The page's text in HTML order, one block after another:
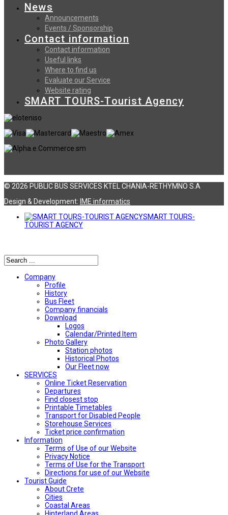
News
Announcements
Events / Sponsorship
Contact information
Contact information
Useful links
Where to find us
Evaluate our Service
Website rating
SMART TOURS-Tourist Agency
© 2026 PUBLIC BUS SERVICES KTEL CHANIA-RETHYMNO S.A
Design & Development: ΙΜΕ informatics
SMART TOURS-
TOURIST AGENCY
Company
Profile
History
Bus Fleet
Company financials
Download
Logos
Calendar/Printed Item
Photo Gallery
Station photos
Historical Photos
Our Fleet now
SERVICES
Online Ticket Reservation
Departures
Find closest stop
Printable Timetables
Transport for Disabled People
Storehouse Services
Ticket price confirmation
Ιnformation
Terms of Use of our Website
Privacy Notice
Terms of Use for the Transport
Directions for use of our Website
Tourist Guide
About Crete
Cities
Coastal Areas
Hinterland Areas